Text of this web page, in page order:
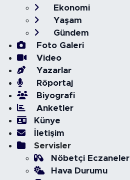
Ekonomi
Yaşam
Gündem
Foto Galeri
Video
Yazarlar
Röportaj
Biyografi
Anketler
Künye
İletişim
Servisler
Nöbetçi Eczaneler
Hava Durumu